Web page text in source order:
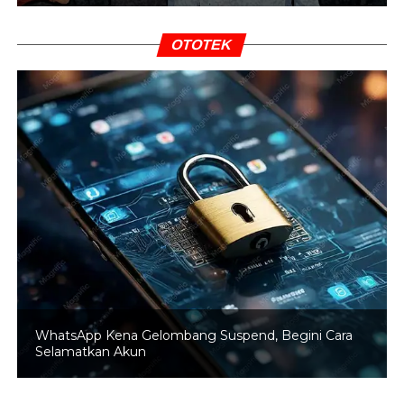
Seharusnya yang kita bicarakan produksi pada Januari
2019 mencapai 1,2 juta ton,” jelasnya.
Roem pun menambahkan, untuk produksi di Gorontalo
saja di Januari 2019 mencapai 300 ribu ton. Kemudian,
produksi jagung secara nasional hingga Maret 2019
mencapai 3 sampai 4 juta ton.
“Jangan sampai hasil kerja keras petani diabaikan, demi
segelintir orang yang menikmati keuntungan. Jadi
ketersediaan jagung dalam negeri aman. Jumlah impor
saja kan 30 ribu ton masih jauh di bawah produksi di
Gorontalo,” jelasnya.
Lebih lanjut Roem menegaskan, melihat fakta lapangan
dan data tersebut, Menko Darmin tidak etis
OTOTEK
WhatsApp Kena Gelombang Suspend, Begini Cara
Selamatkan Akun